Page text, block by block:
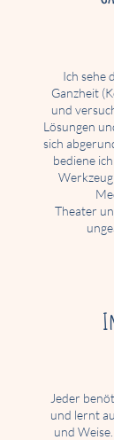
Ich sehe
Ganzheit
und
Lösungen
sich
bediene
Theater
Jeder
und lernt
und